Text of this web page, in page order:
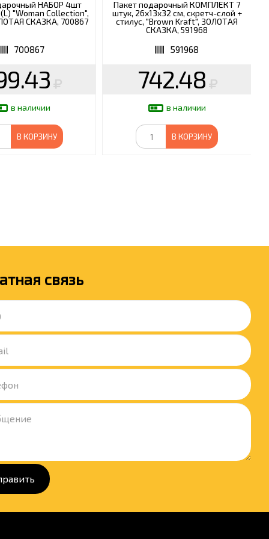
НАБОР 4шт
"Woman Collection",
СКАЗКА, 700867
700867
в наличии
В КОРЗИНУ
Пакет подарочный КОМПЛЕКТ 7
штук, 26x13x32 см, скретч-слой +
стилус, "Brown Kraft", ЗОЛОТАЯ
СКАЗКА, 591968
591968
742.48
в наличии
В КОРЗИНУ
связь